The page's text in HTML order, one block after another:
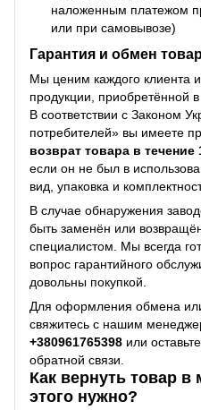
наложенным платежом
или при самовывозе)
Гарантия и обмен
Мы ценим каждого клиента
продукции, приобретённой
В соответствии с Законом
потребителей» вы имеете
возврат товара в течение
если он не был в
вид, упаковка и
В случае обнаружения
быть заменён или
специалистом. Мы всегда
вопрос гарантийного
довольны покупкой.
Для оформления обмена
свяжитесь с нашим
+380961765398 или
обратной связи.
Как вернуть товар в
этого нужно?